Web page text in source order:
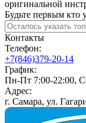
оригинальной
Будьте первым кто
Контакты
Телефон:
+7(846)379-20-14
График:
Пн-Пт 7:00-22:00,
Адрес:
г. Самара, ул.